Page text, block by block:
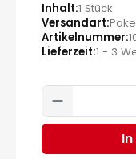
Inhalt 1 Stück
Versandart
Artikelnummer
Lieferzeit 1 - 3
Produkt